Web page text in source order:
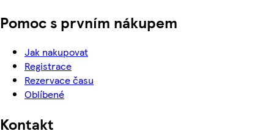
Pomoc s prvním nákupem
Jak nakupovat
Registrace
Rezervace času
Oblíbené
Kontakt